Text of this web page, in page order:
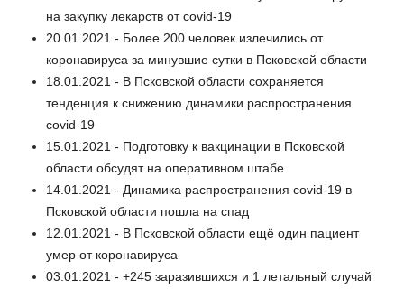
на закупку лекарств от covid-19
20.01.2021 - Более 200 человек излечились от
коронавируса за минувшие сутки в Псковской области
18.01.2021 - В Псковской области сохраняется
тенденция к снижению динамики распространения
covid-19
15.01.2021 - Подготовку к вакцинации в Псковской
области обсудят на оперативном штабе
14.01.2021 - Динамика распространения covid-19 в
Псковской области пошла на спад
12.01.2021 - В Псковской области ещё один пациент
умер от коронавируса
03.01.2021 - +245 заразившихся и 1 летальный случай